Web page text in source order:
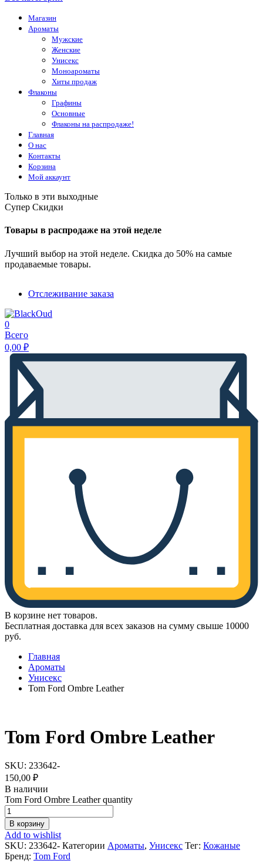
Магазин
Ароматы
Мужские
Женские
Унисекс
Моноароматы
Хиты продаж
Флаконы
Графины
Основные
Флаконы на распродаже!
Главная
О нас
Контакты
Корзина
Мой аккаунт
Только в эти выходные
Супер Скидки
Товары в распродаже на этой неделе
Лучший выбор на этой неделе. Скидка до 50% на самые
продаваемые товары.
Отслеживание заказа
0
Всего
0,00 ₽
В корзине нет товаров.
Бесплатная доставка для всех заказов на сумму свыше 10000
руб.
Главная
Ароматы
Унисекс
Tom Ford Ombre Leather
Tom Ford Ombre Leather
SKU: 233642-
150,00 ₽
В наличии
Tom Ford Ombre Leather quantity
В корзину
Add to wishlist
SKU: 233642- Категории Ароматы, Унисекс Тег: Кожаные
Бренд: Tom Ford